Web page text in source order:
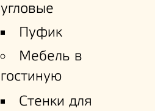
угловые
Пуфик
Мебель в
гостиную
Стенки для